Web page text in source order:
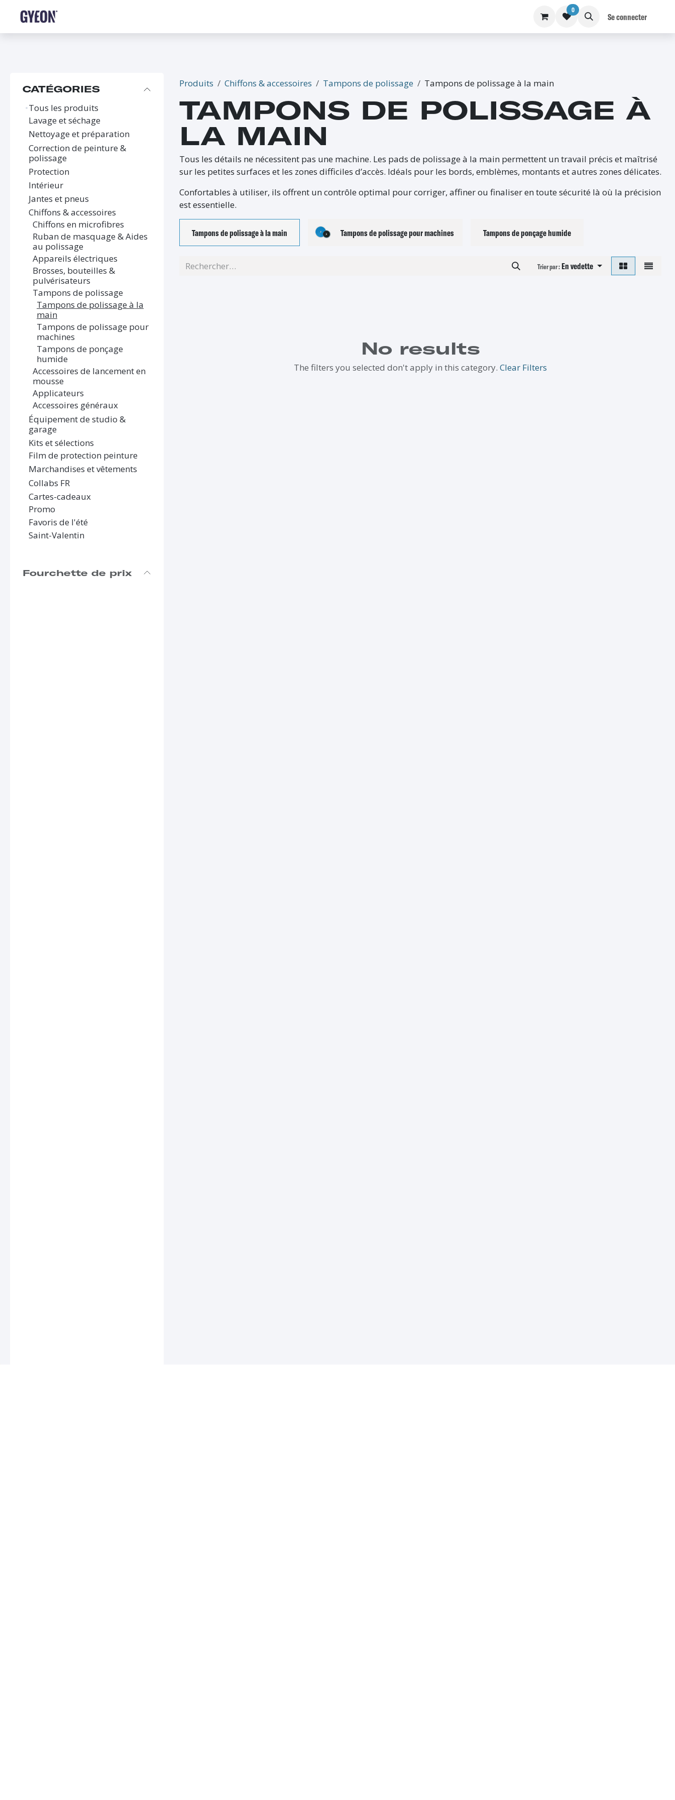
0
Se connecter
CATÉGORIES
Tous les produits
Lavage et séchage
Nettoyage et préparation
Correction de peinture &
polissage
Protection
Intérieur
Jantes et pneus
Chiffons & accessoires
Chiffons en microfibres
Ruban de masquage & Aides
au polissage
Appareils électriques
Brosses, bouteilles &
pulvérisateurs
Tampons de polissage
Tampons de polissage à la
main
Tampons de polissage pour
machines
Tampons de ponçage
humide
Accessoires de lancement en
mousse
Applicateurs
Accessoires généraux
Équipement de studio &
garage
Kits et sélections
Film de protection peinture
Marchandises et vêtements
Collabs FR
Cartes-cadeaux
Promo
Favoris de l'été
Saint-Valentin
Fourchette de prix
Produits Chiffons & accessoires Tampons de polissage Tampons de polissage à la main
TAMPONS DE POLISSAGE À
LA MAIN
Tous les détails ne nécessitent pas une machine. Les pads de polissage à la main permettent un travail précis et maîtrisé
sur les petites surfaces et les zones difficiles d’accès. Idéals pour les bords, emblèmes, montants et autres zones délicates.
Confortables à utiliser, ils offrent un contrôle optimal pour corriger, affiner ou finaliser en toute sécurité là où la précision
est essentielle.
Tampons de polissage à la main Tampons de polissage pour machines Tampons de ponçage humide
Trier par :En vedette
No results
The filters you selected don't apply in this category. Clear Filters